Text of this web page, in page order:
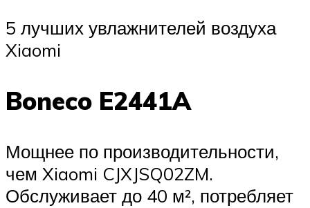
5 лучших увлажнителей воздуха
Xiaomi
Boneco E2441A
Мощнее по производительности,
чем Xiaomi CJXJSQ02ZM.
Обслуживает до 40 м², потребляет